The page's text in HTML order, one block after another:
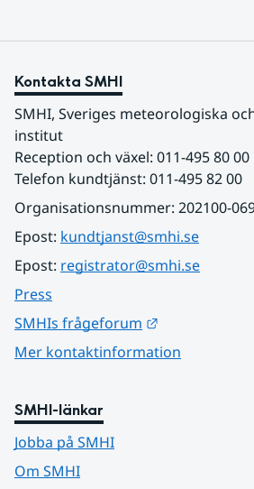
Kontakta SMHI
SMHI, Sveriges meteorologiska
institut
Reception och växel: 011-495 80 00
Telefon kundtjänst: 011-495 82 00
Organisationsnummer: 202100-
Epost: kundtjanst@smhi.se
Epost: registrator@smhi.se
Press
SMHIs frågeforum
Mer kontaktinformation
SMHI-länkar
Jobba på SMHI
Om SMHI